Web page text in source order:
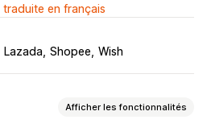
traduite en français
Lazada Shopee Wish
Afficher les fonctionnalités